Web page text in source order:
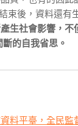
束後，資料還有
生社會影響，不
的自我省思。
料平臺，全民監